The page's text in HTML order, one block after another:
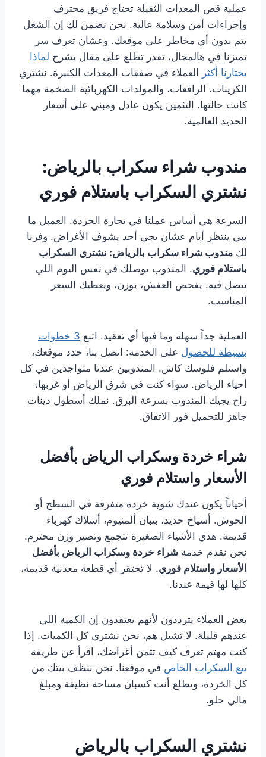
عملية قص المعدات الثقيلة تحتاج فريق محترف
وإجراءات أمن وسلامة عالية. نحن نضمن لك إن الشغل
يتم بدون أي مخاطر على موقعك. وعشان تعرف سر
تميزنا في هالمجال، تقدر تطلع على مقال يشرح لماذا
يختارنا أكثر
العملاء في صفقات المعدات الكبيرة. نشتري
الكرينات، الرافعات، والمولدات الكهربائية الضخمة مهما
كانت حالتها. التثمين يكون عادل ومبني على أسعار
الحديد العالمية.
مندوب شراء سكراب بالرياض:
نشتري السكراب باستلام فوري
السرعة هي أساس عملنا في تجارة الخردة. العميل ما
يبي ينتظر أيام عشان يجي أحد يشوف الأغراض. وفرنا
لك مندوب شراء سكراب بالرياض: نشتري السكراب
باستلام فوري. المندوب يوصلك في نفس اليوم اللي
تتصل فيه. يفحص العفش، يوزن، ويعطيك السعر
المناسب.
العملية جداً سهلة وما فيها أي تعقيد. اتبع
3 خطوات
بسيطة للحصول على الخدمة: اتصل بنا، حدد موقعك،
واستلم فلوسك كاش. المندوبين عندنا متواجدين في كل
أحياء الرياض. سواء كنت في شرق الرياض أو غربها،
راح يجيك المندوب بسرعة البرق. نملك أسطول دينات
جاهز للتحميل فور الاتفاق.
شراء خردة وسكراب الرياض بأفضل
الأسعار واستلام فوري
أحياناً يكون عندك شوية خردة متفرقة في السطح أو
الحوش. أسياخ حديد، بيبان ألمنيوم، أسلاك كهرباء
قديمة. هذي الأشياء الصغيرة تتجمع وتصير وزن محترم.
نحن نقدم خدمة شراء خردة وسكراب الرياض بأفضل
الأسعار واستلام فوري. لا تحتقر أي قطعة معدنية قديمة،
كلها لها قيمة عندنا.
بعض العملاء يترددون لأنهم يعتقدون إن الكمية اللي
عندهم قليلة. لا تشيل هم، نحن نشتري كل الكميات. إذا
كنت مهتم تعرف كيف تثمن أغراضك، اقرأ عن طريقة
بيع السكراب الخاص في موقعنا. نحن ننظف بيتك من
كل الخردة، وتطلع أنت كسبان مساحة نظيفة ومبلغ
مالي حلو.
نشتري السكراب بالرياض